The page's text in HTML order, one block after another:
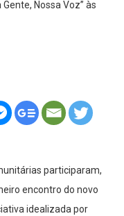
participaram,
encontro do novo
idealizada por